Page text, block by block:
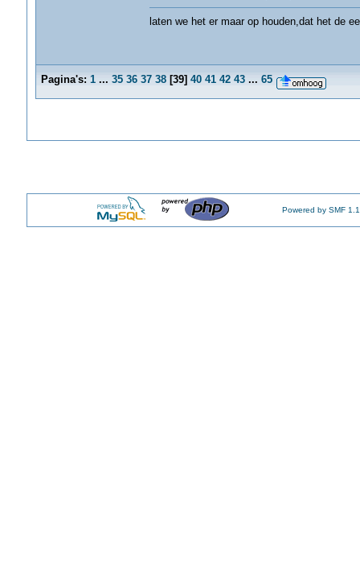
laten we het er maar op houden,dat het de
Pagina's: 1 ... 35 36 37 38[39] 40 41 42 43 ... 65
Powered by SMF